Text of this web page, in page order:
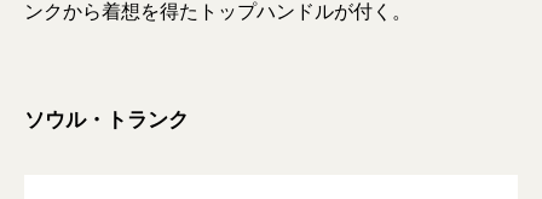
ンクから着想を得たトップハンドルが付く。
ソウル・トランク